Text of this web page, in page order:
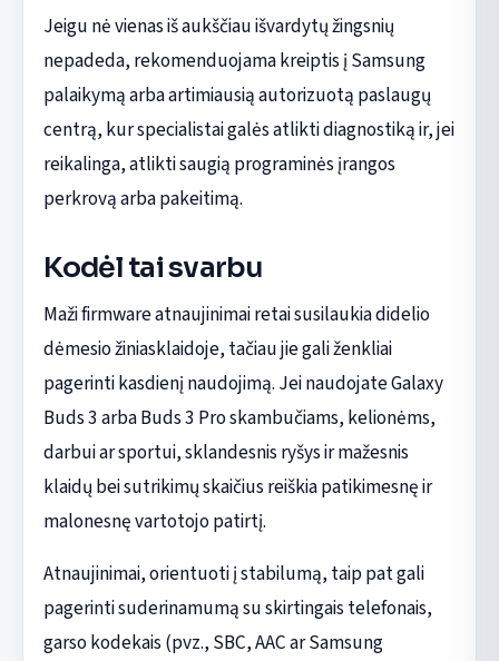
Jeigu nė vienas iš aukščiau išvardytų žingsnių
nepadeda, rekomenduojama kreiptis į Samsung
palaikymą arba artimiausią autorizuotą paslaugų
centrą, kur specialistai galės atlikti diagnostiką ir, jei
reikalinga, atlikti saugią programinės įrangos
perkrovą arba pakeitimą.
Kodėl tai svarbu
Maži firmware atnaujinimai retai susilaukia didelio
dėmesio žiniasklaidoje, tačiau jie gali ženkliai
pagerinti kasdienį naudojimą. Jei naudojate Galaxy
Buds 3 arba Buds 3 Pro skambučiams, kelionėms,
darbui ar sportui, sklandesnis ryšys ir mažesnis
klaidų bei sutrikimų skaičius reiškia patikimesnę ir
malonesnę vartotojo patirtį.
Atnaujinimai, orientuoti į stabilumą, taip pat gali
pagerinti suderinamumą su skirtingais telefonais,
garso kodekais (pvz., SBC, AAC ar Samsung